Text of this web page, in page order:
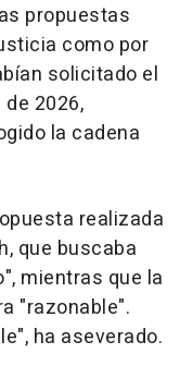
propuestas
como por
solicitado el
2026,
la cadena
realizada
que buscaba
mientras que la
"razonable".
ha aseverado.